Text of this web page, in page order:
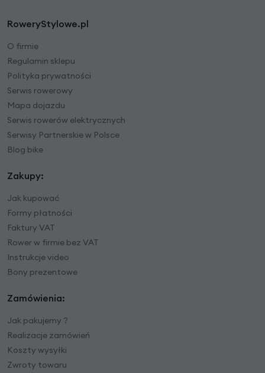
RoweryStylowe.pl
O firmie
Regulamin sklepu
Polityka prywatności
Serwis rowerowy
Mapa dojazdu
Serwis rowerów elektrycznych
Serwisy Partnerskie w Polsce
Blog bike
Zakupy:
Jak kupować
Formy płatności
Faktury VAT
Rower w firmie bez VAT
Instrukcje video
Bony prezentowe
Zamówienia:
Jak pakujemy ?
Realizacje zamówień
Koszty wysyłki
Zwroty towaru